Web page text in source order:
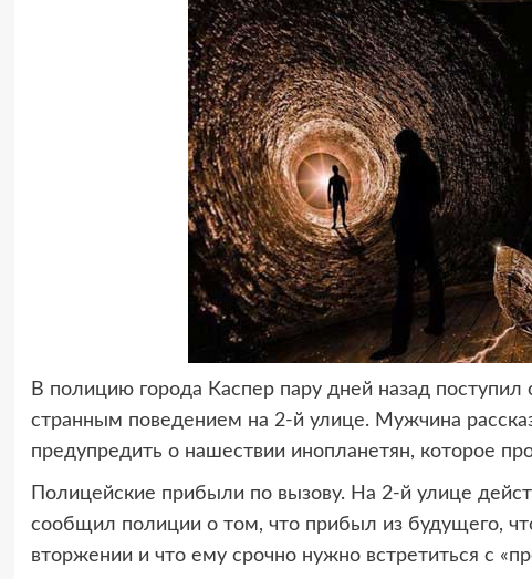
В полицию города Каспер пару дней назад
странным поведением на 2-й улице. Мужчина
предупредить о нашествии инопланетян, которое
Полицейские прибыли по вызову. На 2-й улице
сообщил полиции о том, что прибыл из будущего,
вторжении и что ему срочно нужно встретиться с